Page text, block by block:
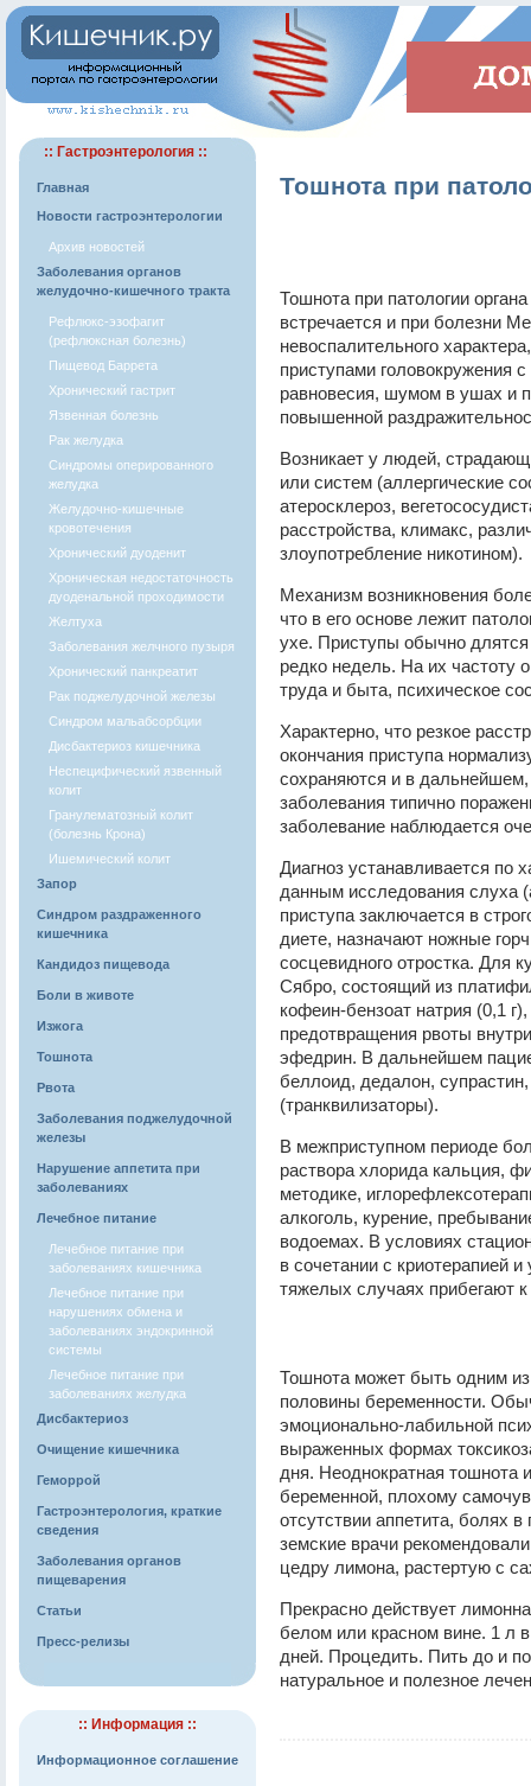
:: Гастроэнтерология ::
Главная
Новости гастроэнтерологии
Архив новостей
Заболевания органов
желудочно-кишечного тракта
Рефлюкс-эзофагит
(рефлюксная болезнь)
Пищевод Баррета
Хронический гастрит
Язвенная болезнь
Рак желудка
Синдромы оперированного
желудка
Желудочно-кишечные
кровотечения
Хронический дуоденит
Хроническая недостаточность
дуоденальной проходимости
Желтуха
Заболевания желчного пузыря
Хронический панкреатит
Рак поджелудочной железы
Синдром мальабсорбции
Дисбактериоз кишечника
Неспецифический язвенный
колит
Гранулематозный колит
(болезнь Крона)
Ишемический колит
Запор
Синдром раздраженного
кишечника
Кандидоз пищевода
Боли в животе
Изжога
Тошнота
Рвота
Заболевания поджелудочной
железы
Нарушение аппетита при
заболеваниях
Лечебное питание
Лечебное питание при
заболеваниях кишечника
Лечебное питание при
нарушениях обмена и
заболеваниях эндокринной
системы
Лечебное питание при
заболеваниях желудка
Дисбактериоз
Очищение кишечника
Геморрой
Гастроэнтерология, краткие
сведения
Заболевания органов
пищеварения
Статьи
Пресс-релизы
:: Информация ::
Информационное соглашение
Тошнота при
Тошнота при патологии
встречается и при болезни
невоспалительного
приступами головокружения
равновесия, шумом в ушах и
повышенной
Возникает у людей,
или систем (аллергические
атеросклероз,
расстройства, климакс,
злоупотребление никотином).
Механизм возникновения
что в его основе лежит
ухе. Приступы обычно длятся
редко недель. На их частоту
труда и быта, психическое
Характерно, что резкое
окончания приступа
сохраняются и в дальнейшем,
заболевания типично
заболевание наблюдается
Диагноз устанавливается по
данным исследования слуха
приступа заключается в
диете, назначают ножные
сосцевидного отростка. Для
Сябро, состоящий из
кофеин-бензоат натрия (0,1
предотвращения рвоты
эфедрин. В дальнейшем
беллоид, дедалон,
(транквилизаторы).
В межприступном периоде
раствора хлорида кальция,
методике,
алкоголь, курение,
водоемах. В условиях
в сочетании с криотерапией
тяжелых случаях прибегают
Тошнота может быть одним из
половины беременности.
эмоционально-лабильной
выраженных формах
дня. Неоднократная тошнота
беременной, плохому
отсутствии аппетита, болях
земские врачи
цедру лимона, растертую с
Прекрасно действует
белом или красном вине. 1 л
дней. Процедить. Пить до и
натуральное и полезное